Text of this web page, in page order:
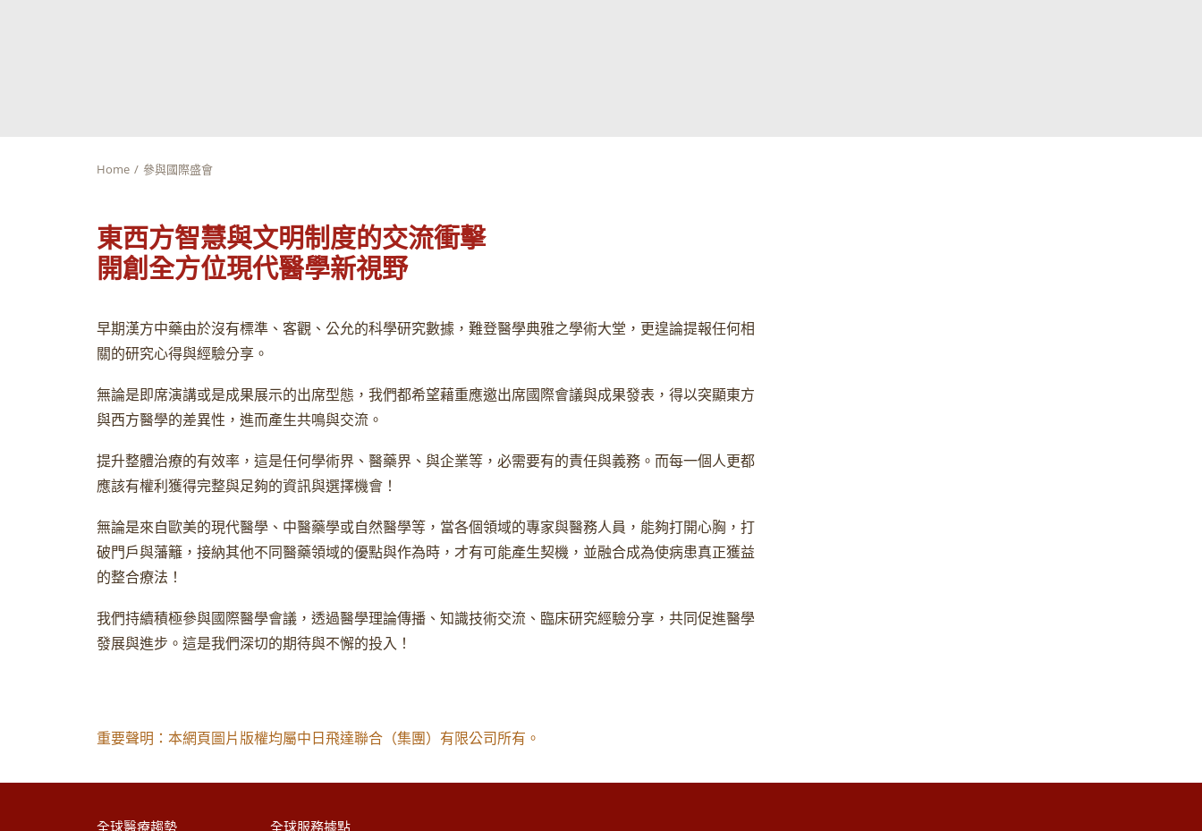
Home 參與國際盛會
東西方智慧與文明制度的交流衝擊
開創全方位現代醫學新視野
早期漢方中藥由於沒有標準、客觀、公允的科學研究數據，難登醫學典雅之學術大堂，更遑論提報任何相
關的研究心得與經驗分享。
無論是即席演講或是成果展示的出席型態，我們都希望藉重應邀出席國際會議與成果發表，得以突顯東方
與西方醫學的差異性，進而產生共鳴與交流。
提升整體治療的有效率，這是任何學術界、醫藥界、與企業等，必需要有的責任與義務。而每一個人更都
應該有權利獲得完整與足夠的資訊與選擇機會！
無論是來自歐美的現代醫學、中醫藥學或自然醫學等，當各個領域的專家與醫務人員，能夠打開心胸，打
破門戶與藩籬，接納其他不同醫藥領域的優點與作為時，才有可能產生契機，並融合成為使病患真正獲益
的整合療法！
我們持續積極參與國際醫學會議，透過醫學理論傳播、知識技術交流、臨床研究經驗分享，共同促進醫學
發展與進步。這是我們深切的期待與不懈的投入！
重要聲明：本網頁圖片版權均屬中日飛達聯合（集團）有限公司所有。
全球醫療趨勢 全球服務據點